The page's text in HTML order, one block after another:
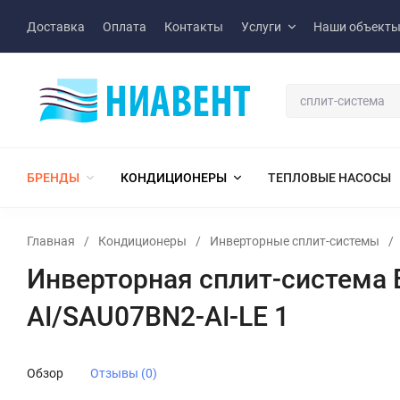
Доставка Оплата Контакты Услуги Наши объекты
БРЕНДЫ КОНДИЦИОНЕРЫ ТЕПЛОВЫЕ НАСОСЫ
Главная / Кондиционеры / Инверторные сплит-системы /
Инверторная сплит-система
AI/SAU07BN2-AI-LE 1
Обзор Отзывы (0)